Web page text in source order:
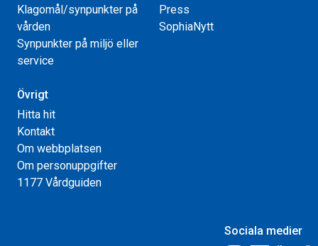
Klagomål/synpunkter på
vården
Synpunkter på miljö eller
service
Press
SophiaNytt
Övrigt
Hitta hit
Kontakt
Om webbplatsen
Om personuppgifter
1177 Vårdguiden
Sociala medier